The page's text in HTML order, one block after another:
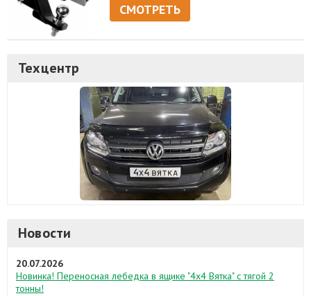
СМОТРЕТЬ
Техцентр
Новости
20.07.2026
Новинка! Переносная лебедка в ящике "4х4 Вятка" с тягой 2
тонны!